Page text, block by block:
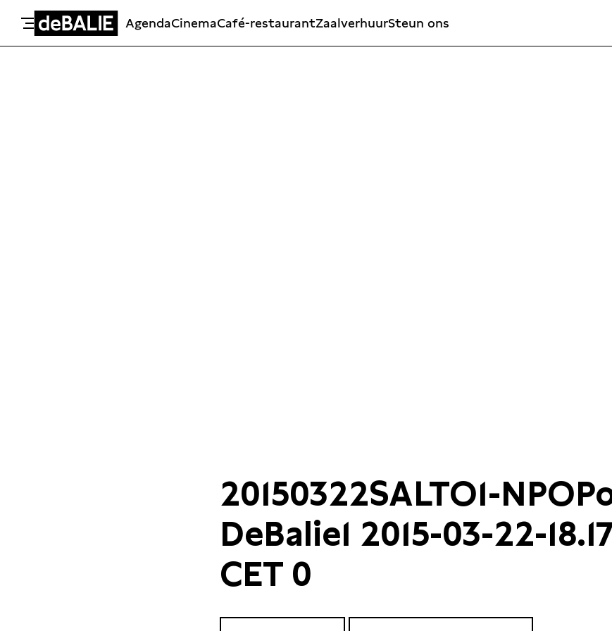
De Balie
AgendaCinemaCafé-restaurantZaalverhuurSteun ons
20150322SALTO1-
DeBalie1 2015-03-22-
CET 0